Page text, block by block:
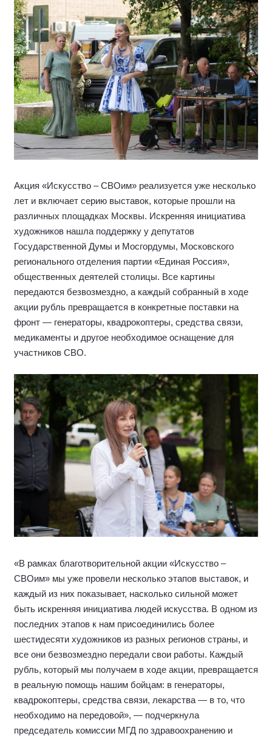
Акция «Искусство – СВОим» реализуется уже несколько
лет и включает серию выставок, которые прошли на
различных площадках Москвы. Искренняя инициатива
художников нашла поддержку у депутатов
Государственной Думы и Мосгордумы, Московского
регионального отделения партии «Единая Россия»,
общественных деятелей столицы. Все картины
передаются безвозмездно, а каждый собранный в ходе
акции рубль превращается в конкретные поставки на
фронт — генераторы, квадрокоптеры, средства связи,
медикаменты и другое необходимое оснащение для
участников СВО.
«В рамках благотворительной акции «Искусство –
СВОим» мы уже провели несколько этапов выставок, и
каждый из них показывает, насколько сильной может
быть искренняя инициатива людей искусства. В одном из
последних этапов к нам присоединились более
шестидесяти художников из разных регионов страны, и
все они безвозмездно передали свои работы. Каждый
рубль, который мы получаем в ходе акции, превращается
в реальную помощь нашим бойцам: в генераторы,
квадрокоптеры, средства связи, лекарства — в то, что
необходимо на передовой», — подчеркнула
председатель комиссии МГД по здравоохранению и